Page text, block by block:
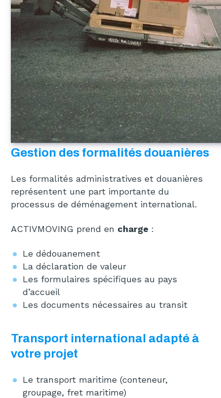
Gestion des formalités douanières
Les formalités administratives et douanières
représentent une part importante du
processus de déménagement international.
ACTIVMOVING prend en charge :
Le dédouanement
La déclaration de valeur
Les formulaires spécifiques au pays
d’accueil
Les documents nécessaires au transit
Transport international adapté à
votre projet
Le transport maritime (conteneur,
groupage, fret maritime)